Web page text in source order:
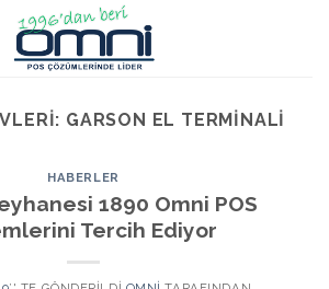
GARSON EL TERMINALI
HABERLER
1890 Omni POS
Tercih Ediyor